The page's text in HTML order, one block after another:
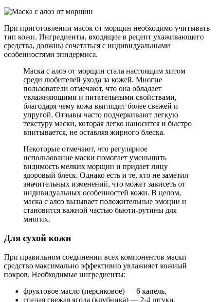
При приготовлении масок от морщин необходимо учитывать
тип кожи. Ингредиенты, входящие в рецепт ухаживающего
средства, должны сочетаться с индивидуальными
особенностями эпидермиса.
Маска с алоэ от морщин стала настоящим хитом
среди любителей ухода за кожей. Многие
пользователи отмечают, что она обладает
увлажняющими и питательными свойствами,
благодаря чему кожа выглядит более свежей и
упругой. Отзывы часто подчеркивают легкую
текстуру маски, которая легко наносится и быстро
впитывается, не оставляя жирного блеска.
Некоторые отмечают, что регулярное
использование маски помогает уменьшить
видимость мелких морщин и придает лицу
здоровый блеск. Однако есть и те, кто не заметил
значительных изменений, что может зависеть от
индивидуальных особенностей кожи. В целом,
маска с алоэ вызывает положительные эмоции и
становится важной частью бьюти-рутины для
многих.
Для сухой кожи
При правильном соединении всех компонентов маски
средство максимально эффективно увлажняет кожный
покров. Необходимые ингредиенты:
фруктовое масло (персиковое) — 6 капель,
спелая свежая ягода (клубника) — 2-4 штуки,